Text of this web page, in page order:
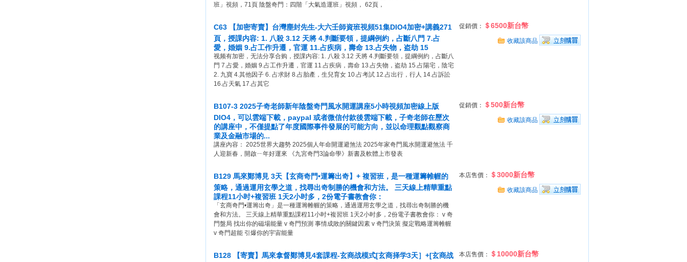
班」視頻，71頁 陰盤奇門：四階「大氣造運班」視頻， 62頁，
C63 【加密寄賣】台灣塵封先生-大六壬師資班視頻51集DIO4加密+講義271
頁，授課内容: 1. 八殺 3.12 天將 4.判斷要領，提綱例約，占斷八門 7.占
愛，婚姻 9.占工作升遷，官運 11.占疾病，壽命 13.占失物，盗劫 15
视频有加密，无法分享合购，授課内容: 1. 八殺 3.12 天將 4.判斷要領，提綱例約，占斷八
門 7.占愛，婚姻 9.占工作升遷，官運 11.占疾病，壽命 13.占失物，盗劫 15.占陽宅，陰宅
2. 九寶 4.其他因子 6. 占求財 8.占胎產，生兒育女 10.占考試 12.占出行，行人 14.占訴訟
16.占天氣 17.占其它
促銷價： ＄6500新台幣
收藏該商品
B107-3 2025子奇老師新年陰盤奇門風水開運講座5小時視頻加密線上版
DIO4，可以雲端下載，paypal 或者微信付款後雲端下載，子奇老師在歷次
的講座中，不僅提點了年度國際事件發展的可能方向，並以命理觀點觀察商
業及金融市場的...
講座內容： 2025世界大趨勢 2025個人年命開運避煞法 2025年家奇門風水開運避煞法 千
人迎新春，開啟ㄧ年好運來 《九宮奇門3論命學》新書及軟體上市發表
促銷價： ＄500新台幣
收藏該商品
B129 馬來鄭博見 3天【玄商奇門•運籌出奇】+ 複習班，是一種運籌帷幄的
策略，通過運用玄學之道，找尋出奇制勝的機會和方法。 三天線上精華重點
課程11小时+複習班 1天2小时多，2份電子書教會你：
「玄商奇門•運籌出奇」是一種運籌帷幄的策略，通過運用玄學之道，找尋出奇制勝的機
會和方法。 三天線上精華重點課程11小时+複習班 1天2小时多，2份電子書教會你： v 奇
門盤局 找出你的磁場能量 v 奇門預測 事情成敗的關鍵因素 v 奇門決策 擬定戰略運籌帷幄
v 奇門超能 引爆你的宇宙能量
本店售價： ＄3000新台幣
收藏該商品
B128 【寄賣】馬來拿督鄭博見4套課程-玄商战模式[玄商择学3天］+[玄商战 本店售價： ＄10000新台幣